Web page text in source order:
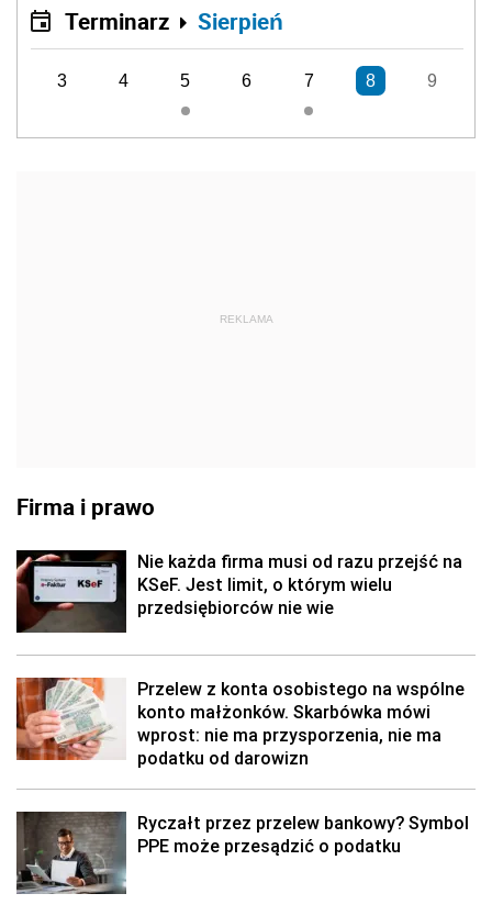
Terminarz Sierpień
3 4 5 6 7 8 9
REKLAMA
Firma i prawo
Nie każda firma musi od razu przejść na
KSeF. Jest limit, o którym wielu
przedsiębiorców nie wie
Przelew z konta osobistego na wspólne
konto małżonków. Skarbówka mówi
wprost: nie ma przysporzenia, nie ma
podatku od darowizn
Ryczałt przez przelew bankowy? Symbol
PPE może przesądzić o podatku